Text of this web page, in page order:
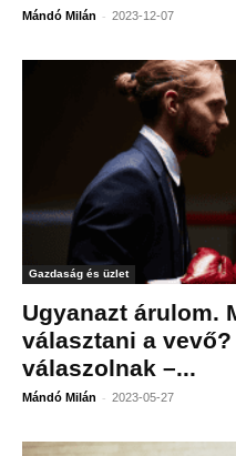
Mándó Milán - 2023-12-07
Gazdaság és üzlet
Ugyanazt árulom.
választani a
válaszolnak –...
Mándó Milán - 2023-05-27